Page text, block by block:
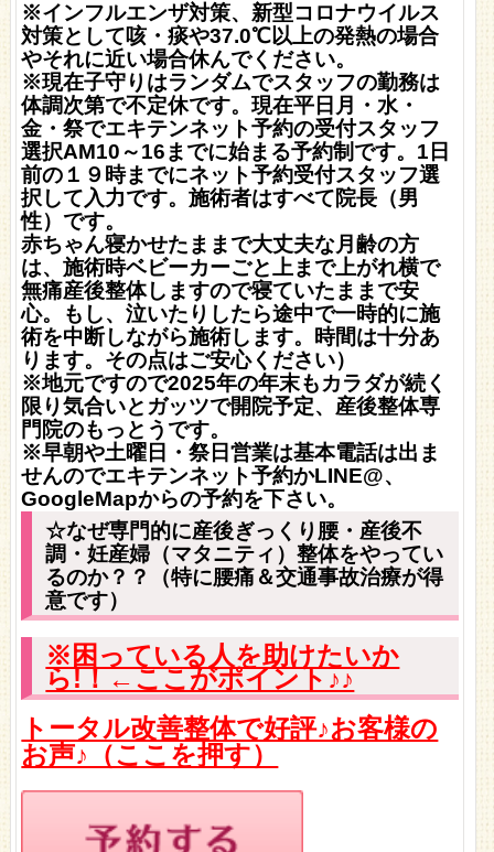
※インフルエンザ対策、新型コロナウイルス
対策として咳・痰や37.0℃以上の発熱の場合
やそれに近い場合休んでください。
※現在子守りはランダムでスタッフの勤務は
体調次第で不定休です。現在平日月・水・
金・祭でエキテンネット予約の受付スタッフ
選択AM10～16までに始まる予約制です。1日
前の１９時までにネット予約受付スタッフ選
択して入力です。施術者はすべて院長（男
性）です。
赤ちゃん寝かせたままで大丈夫な月齢の方
は、施術時ベビーカーごと上まで上がれ横で
無痛産後整体しますので寝ていたままで安
心。もし、泣いたりしたら途中で一時的に施
術を中断しながら施術します。時間は十分あ
ります。 その点はご安心ください）
※地元ですので2025年の年末もカラダが続く
限り気合いとガッツで開院予定、産後整体専
門院のもっとうです。
※早朝や土曜日・祭日営業は基本電話は出ま
せんのでエキテンネット予約かLINE@、
GoogleMapからの予約を下さい。
☆なぜ専門的に産後ぎっくり腰・産後不
調・妊産婦（マタニティ）整体をやってい
るのか？？（特に腰痛＆交通事故治療が得
意です）
※困っている人を助けたいか
ら!！←ここがポイント♪♪
トータル改善整体で好評♪お客様の
お声♪（ここを押す）